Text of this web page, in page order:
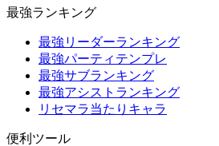
最強ランキング
最強リーダーランキング
最強パーティテンプレ
最強サブランキング
最強アシストランキング
リセマラ当たりキャラ
便利ツール